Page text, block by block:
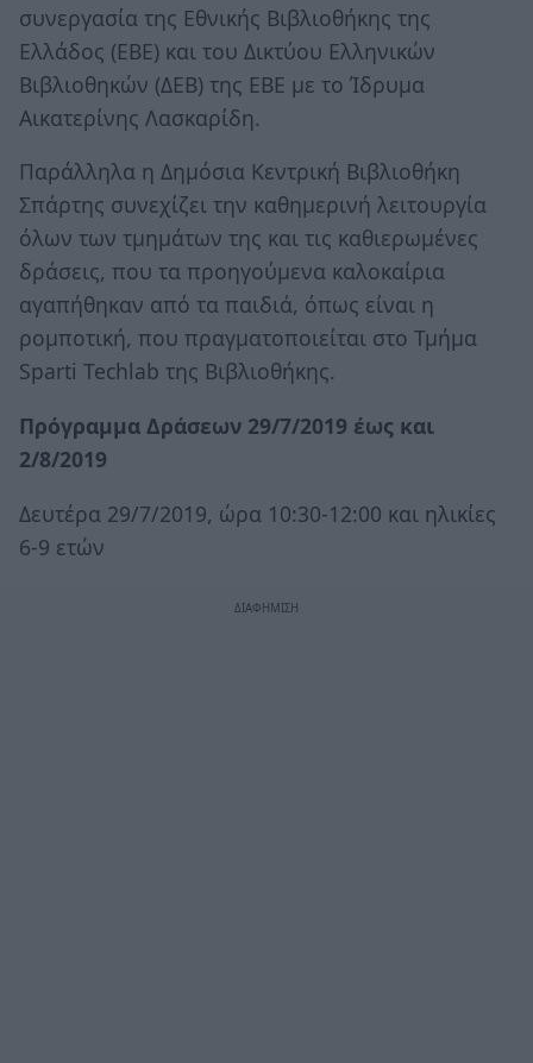
συνεργασία της Εθνικής Βιβλιοθήκης της
Ελλάδος (ΕΒΕ) και του Δικτύου Ελληνικών
Βιβλιοθηκών (ΔΕΒ) της ΕΒΕ με το Ίδρυμα
Αικατερίνης Λασκαρίδη.
Παράλληλα η Δημόσια Κεντρική Βιβλιοθήκη
Σπάρτης συνεχίζει την καθημερινή λειτουργία
όλων των τμημάτων της και τις καθιερωμένες
δράσεις, που τα προηγούμενα καλοκαίρια
αγαπήθηκαν από τα παιδιά, όπως είναι η
ρομποτική, που πραγματοποιείται στο Τμήμα
Sparti Techlab της Βιβλιοθήκης.
Πρόγραμμα Δράσεων 29/7/2019 έως και
2/8/2019
Δευτέρα 29/7/2019, ώρα 10:30-12:00 και ηλικίες
6-9 ετών